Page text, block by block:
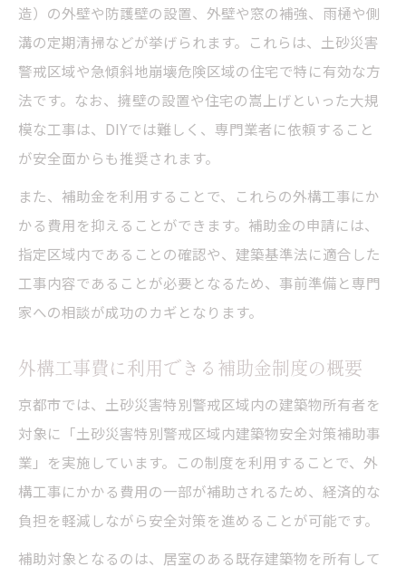
造）の外壁や防護壁の設置、外壁や窓の補強、雨樋や側
溝の定期清掃などが挙げられます。これらは、土砂災害
警戒区域や急傾斜地崩壊危険区域の住宅で特に有効な方
法です。なお、擁壁の設置や住宅の嵩上げといった大規
模な工事は、DIYでは難しく、専門業者に依頼すること
が安全面からも推奨されます。
また、補助金を利用することで、これらの外構工事にか
かる費用を抑えることができます。補助金の申請には、
指定区域内であることの確認や、建築基準法に適合した
工事内容であることが必要となるため、事前準備と専門
家への相談が成功のカギとなります。
外構工事費に利用できる補助金制度の概要
京都市では、土砂災害特別警戒区域内の建築物所有者を
対象に「土砂災害特別警戒区域内建築物安全対策補助事
業」を実施しています。この制度を利用することで、外
構工事にかかる費用の一部が補助されるため、経済的な
負担を軽減しながら安全対策を進めることが可能です。
補助対象となるのは、居室のある既存建築物を所有して